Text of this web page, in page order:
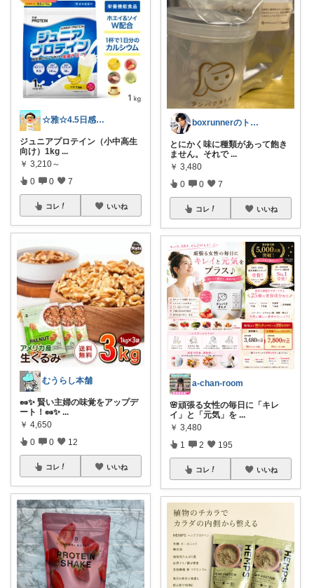
☆雅☆4.5日感謝です(^^)/
ジュニアプロテイン（小中高生
向け）1kg ...
￥ 3,210～
0 0 7
コレ いいね
むうらし本舗
🥜✨ 賢い主婦の味覚をアップデ
ート！🥜✨ ...
￥ 4,650
0 0 12
コレ いいね
boxrunnerのトレーニングルーム
とにかく味に種類があって飽き
ません。それで ...
￥ 3,480
0 0 7
コレ いいね
a-chan-room
🌸頑張る女性の毎日に「キレ
イ」と「元気」を ...
￥ 3,480
1 2 195
コレ いいね